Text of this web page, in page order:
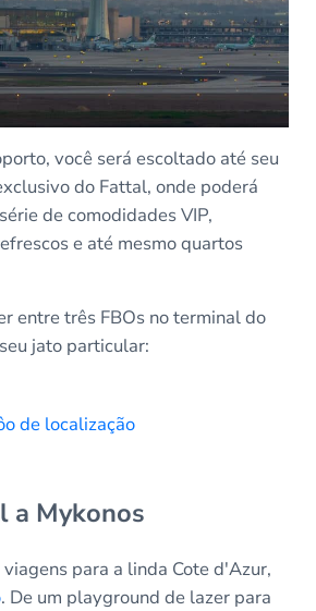
você será escoltado até seu
do Fattal, onde poderá
de comodidades VIP,
e até mesmo quartos
entre três FBOs no terminal do
jato particular:
de localização
a Mykonos
para a linda Cote d'Azur,
. De um playground de lazer para